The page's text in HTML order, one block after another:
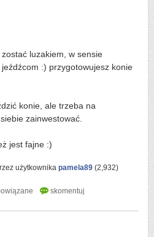
luzakiem, w sensie
:) przygotowujesz konie
konie, ale trzeba na
zainwestować.
jest fajne :)
użytkownika pamela89 (2,932)